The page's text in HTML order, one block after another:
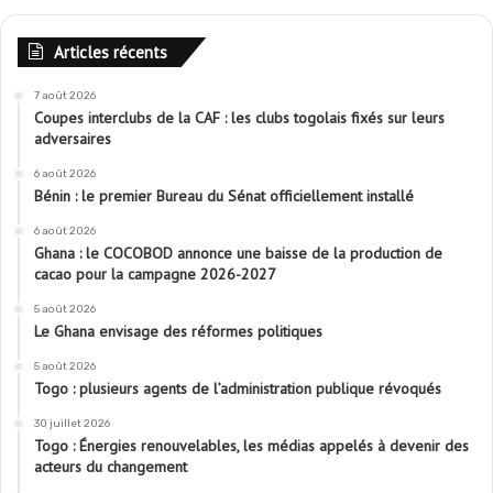
Articles récents
7 août 2026
Coupes interclubs de la CAF : les clubs togolais fixés sur leurs
adversaires
6 août 2026
Bénin : le premier Bureau du Sénat officiellement installé
6 août 2026
Ghana : le COCOBOD annonce une baisse de la production de
cacao pour la campagne 2026-2027
5 août 2026
Le Ghana envisage des réformes politiques
5 août 2026
Togo : plusieurs agents de l’administration publique révoqués
30 juillet 2026
Togo : Énergies renouvelables, les médias appelés à devenir des
acteurs du changement